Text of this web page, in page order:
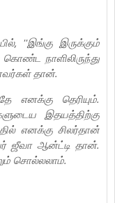
''இங்கு இருக்கும்
நாளிலிருந்து
தான்.
எனக்கு தெரியும்.
இதயத்திற்கு
எனக்கு சிலர்தான்
ஜீவா ஆன்ட்டி தான்.
சொல்லலாம்.